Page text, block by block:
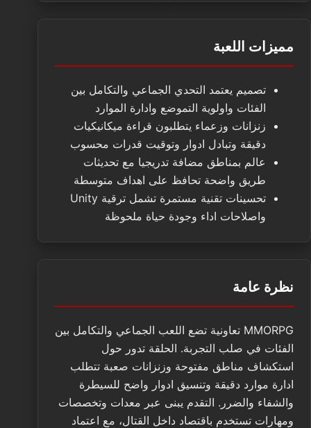
مميزات اللعبة
تصميم يعتمد التحدي الجماعي والتكامل بين
الفئات واولوية التموضع وادارة الموارد
زنزانات وزعماء يتطلبون قراءة ميكانيكيات
دقيقة وتبادل ادوار وتوقيت قدرات محسوب
عالم بمناطق مضافة تدريجيا مع تحديثات
طريق واضحة تحافظ على اهداف متوسطة
تحسينات تقنية مستمرة تشمل ترقية Unity
واصلاحات اداء وجودة حياة ملحوظة
نظرة عامة
MMORPG تعاونية تضع اللعب الجماعي والتكامل بين
الفئات في صلب التجربة. الحلقة تدور حول
استكشاف مناطق مفتوحة وزنزانات صعبة تتطلب
ادارة موارد دقيقة وتنسيق ادوار واضح للسيطرة
والشفاء والضرر. التقدم يبنى عبر معدات وتخصصات
ومهارات تستخدم باقتصاد داخل القتال، مع اعتماد